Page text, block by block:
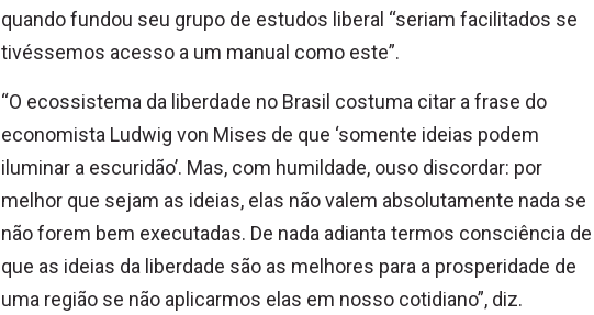
quando fundou seu grupo de estudos liberal “seriam facilitados se
tivéssemos acesso a um manual como este”.
“O ecossistema da liberdade no Brasil costuma citar a frase do
economista Ludwig von Mises de que ‘somente ideias podem
iluminar a escuridão’. Mas, com humildade, ouso discordar: por
melhor que sejam as ideias, elas não valem absolutamente nada se
não forem bem executadas. De nada adianta termos consciência de
que as ideias da liberdade são as melhores para a prosperidade de
uma região se não aplicarmos elas em nosso cotidiano”, diz.